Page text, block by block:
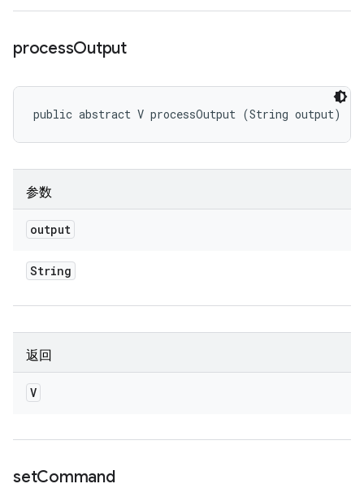
processOutput
public abstract V processOutput (String output)
参数
output
String
返回
V
setCommand